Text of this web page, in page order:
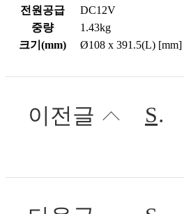
전원공급
DC12V
중량
1.43kg
크기(mm)
Ø108 x 391.5(L) [mm]
이전글
SDPU-T05040S(H)